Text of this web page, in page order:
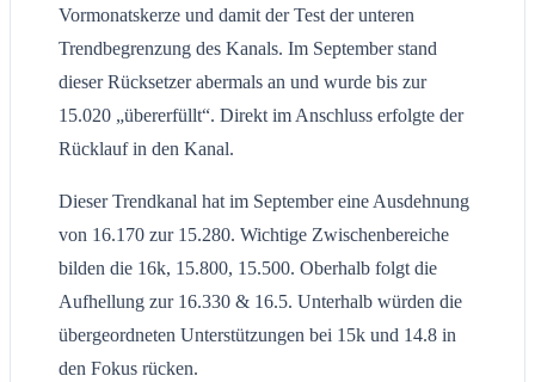
Vormonatskerze und damit der Test der unteren
Trendbegrenzung des Kanals. Im September stand
dieser Rücksetzer abermals an und wurde bis zur
15.020 „übererfüllt“. Direkt im Anschluss erfolgte der
Rücklauf in den Kanal.
Dieser Trendkanal hat im September eine Ausdehnung
von 16.170 zur 15.280. Wichtige Zwischenbereiche
bilden die 16k, 15.800, 15.500. Oberhalb folgt die
Aufhellung zur 16.330 & 16.5. Unterhalb würden die
übergeordneten Unterstützungen bei 15k und 14.8 in
den Fokus rücken.